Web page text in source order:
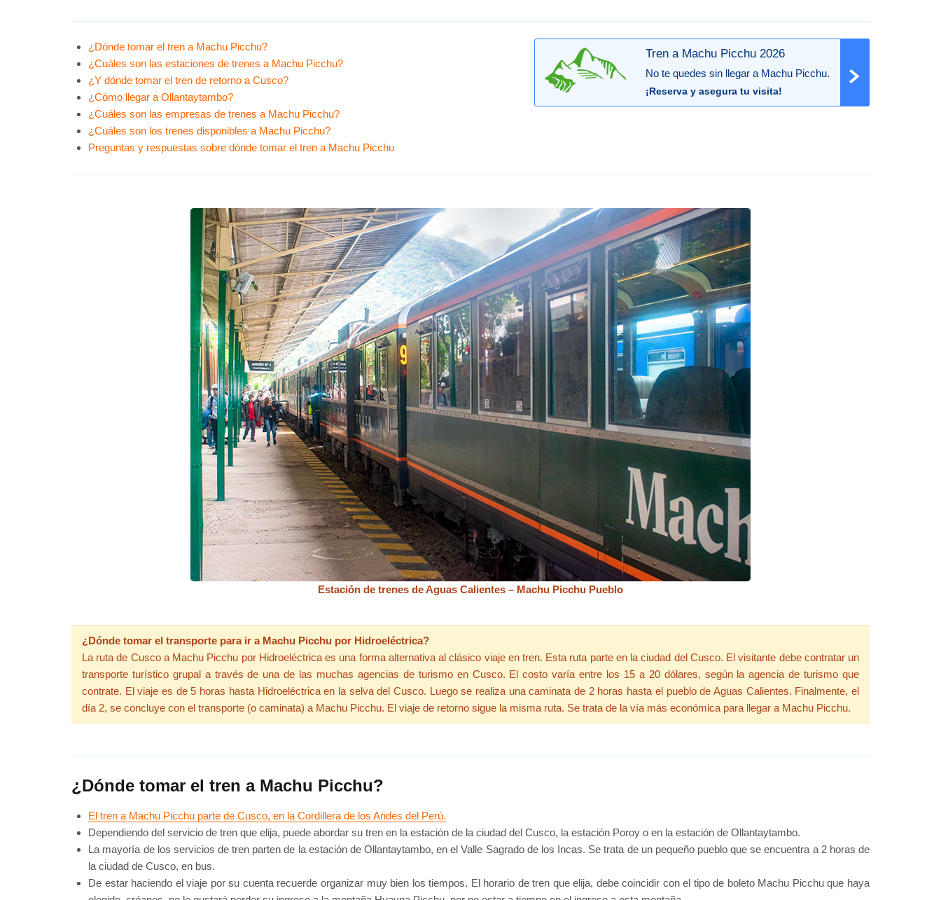
Tren a Machu Picchu 2026
No te quedes sin llegar a Machu Picchu.
¡Reserva y asegura tu visita!
¿Dónde tomar el tren a Machu Picchu?
¿Cuáles son las estaciones de trenes a Machu Picchu?
¿Y dónde tomar el tren de retorno a Cusco?
¿Cómo llegar a Ollantaytambo?
¿Cuáles son las empresas de trenes a Machu Picchu?
¿Cuáles son los trenes disponibles a Machu Picchu?
Preguntas y respuestas sobre dónde tomar el tren a Machu Picchu
Estación de trenes de Aguas Calientes – Machu Picchu Pueblo
¿Dónde tomar el transporte para ir a Machu Picchu por Hidroeléctrica?
La ruta de Cusco a Machu Picchu por Hidroeléctrica es una forma alternativa al clásico viaje en tren. Esta ruta parte en la ciudad del Cusco. El visitante debe contratar un
transporte turístico grupal a través de una de las muchas agencias de turismo en Cusco. El costo varía entre los 15 a 20 dólares, según la agencia de turismo que
contrate. El viaje es de 5 horas hasta Hidroeléctrica en la selva del Cusco. Luego se realiza una caminata de 2 horas hasta el pueblo de Aguas Calientes. Finalmente, el
día 2, se concluye con el transporte (o caminata) a Machu Picchu. El viaje de retorno sigue la misma ruta. Se trata de la vía más económica para llegar a Machu Picchu.
¿Dónde tomar el tren a Machu Picchu?
El tren a Machu Picchu parte de Cusco, en la Cordillera de los Andes del Perú.
Dependiendo del servicio de tren que elija, puede abordar su tren en la estación de la ciudad del Cusco, la estación Poroy o en la estación de Ollantaytambo.
La mayoría de los servicios de tren parten de la estación de Ollantaytambo, en el Valle Sagrado de los Incas. Se trata de un pequeño pueblo que se encuentra a 2 horas de
la ciudad de Cusco, en bus.
De estar haciendo el viaje por su cuenta recuerde organizar muy bien los tiempos. El horario de tren que elija, debe coincidir con el tipo de boleto Machu Picchu que haya